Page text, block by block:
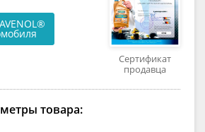
Сертификат
продавца
товара: